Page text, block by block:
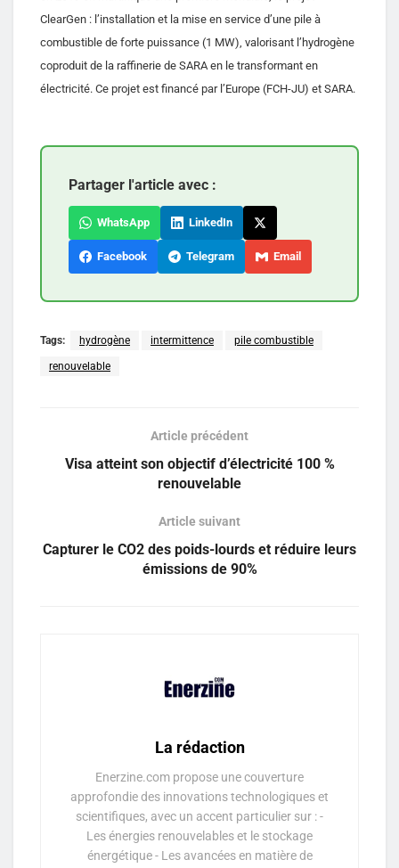
ClearGen : l’installation et la mise en service d’une pile à
combustible de forte puissance (1 MW), valorisant l’hydrogène
coproduit de la raffinerie de SARA en le transformant en
électricité. Ce projet est financé par l’Europe (FCH-JU) et SARA.
Partager l'article avec :
WhatsApp LinkedIn
Facebook Telegram Email
Tags: hydrogène intermittence pile combustible
renouvelable
Article précédent
Visa atteint son objectif d’électricité 100 %
renouvelable
Article suivant
Capturer le CO2 des poids-lourds et réduire leurs
émissions de 90%
La rédaction
Enerzine.com propose une couverture
approfondie des innovations technologiques et
scientifiques, avec un accent particulier sur : -
Les énergies renouvelables et le stockage
énergétique - Les avancées en matière de